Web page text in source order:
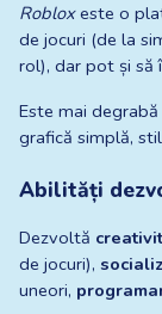
Roblox este o
de jocuri (de la
rol), dar pot și să
Este mai
grafică simplă,
Abilități
Dezvoltă
de jocuri),
uneori,